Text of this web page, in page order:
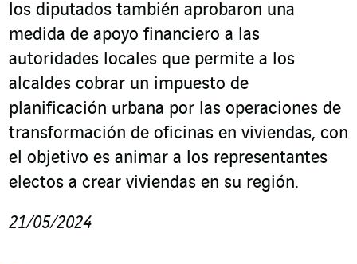
los diputados también aprobaron una
medida de apoyo financiero a las
autoridades locales que permite a los
alcaldes cobrar un impuesto de
planificación urbana por las operaciones de
transformación de oficinas en viviendas, con
el objetivo es animar a los representantes
electos a crear viviendas en su región.
21/05/2024